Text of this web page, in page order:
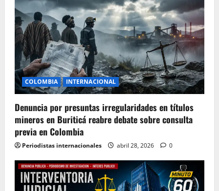
COLOMBIA INTERNACIONAL
Denuncia por presuntas irregularidades en títulos
mineros en Buriticá reabre debate sobre consulta
previa en Colombia
Periodistas internacionales abril 28, 2026 0